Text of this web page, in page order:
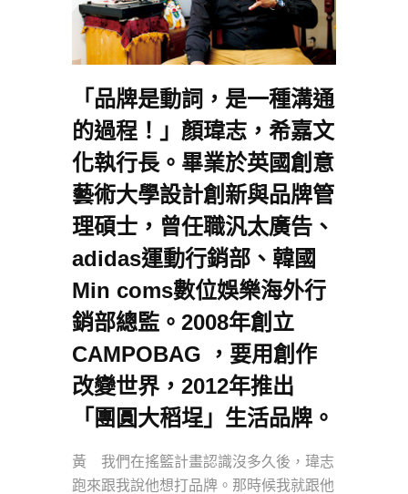
「品牌是動詞，是一種溝通
的過程！」顏瑋志，希嘉文
化執行長。畢業於英國創意
藝術大學設計創新與品牌管
理碩士，曾任職汎太廣告、
adidas運動行銷部、韓國
Min coms數位娛樂海外行
銷部總監。2008年創立
CAMPOBAG ，要用創作
改變世界，2012年推出
「團圓大稻埕」生活品牌。
黃 我們在搖籃計畫認識沒多久後，瑋志
跑來跟我說他想打品牌。那時候我就跟他